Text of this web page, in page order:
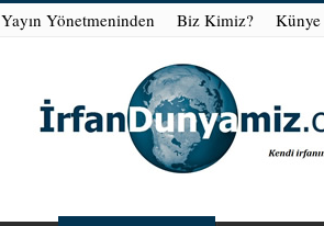
Yayın Yönetmeninden Biz Kimiz? Künye